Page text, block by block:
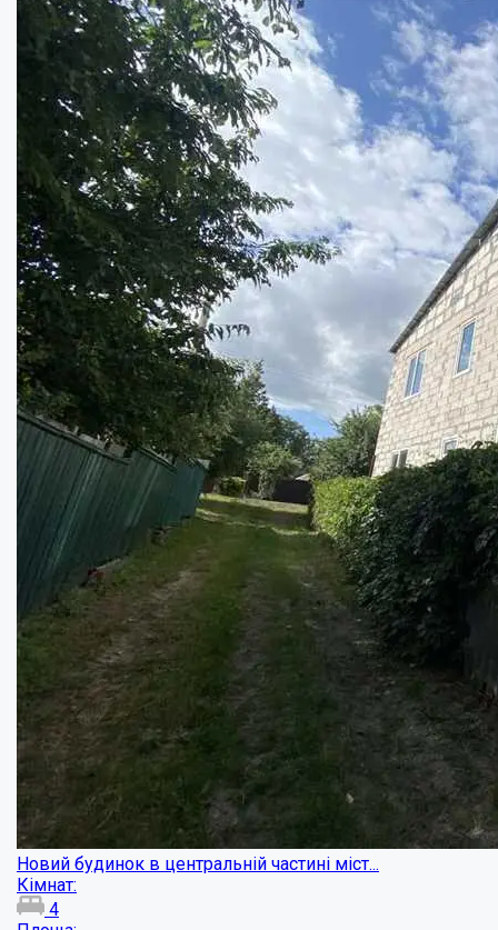
Новий будинок в центральній частині міст...
Кімнат:
4
Площа:
108кв.м.
Купити
75000 $